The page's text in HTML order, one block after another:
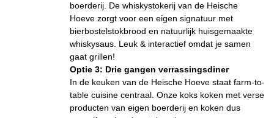
boerderij. De whiskystokerij van de Heische
Hoeve zorgt voor een eigen signatuur met
bierbostelstokbrood en natuurlijk huisgemaakte
whiskysaus. Leuk & interactief omdat je samen
gaat grillen!
Optie 3: Drie gangen verrassingsdiner
In de keuken van de Heische Hoeve staat farm-to-
table cuisine centraal. Onze koks koken met verse
producten van eigen boerderij en koken dus